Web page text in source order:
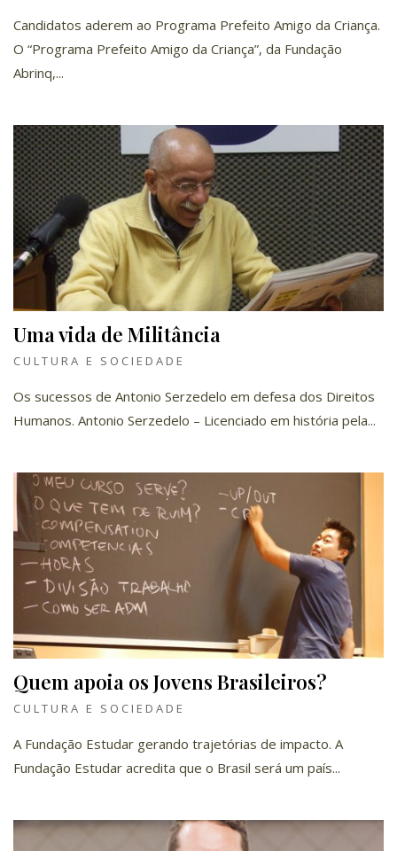
Candidatos aderem ao Programa Prefeito Amigo da Criança.
O “Programa Prefeito Amigo da Criança”, da Fundação
Abrinq,...
Uma vida de Militância
CULTURA E SOCIEDADE
Os sucessos de Antonio Serzedelo em defesa dos Direitos
Humanos. Antonio Serzedelo – Licenciado em história pela...
Quem apoia os Jovens Brasileiros?
CULTURA E SOCIEDADE
A Fundação Estudar gerando trajetórias de impacto. A
Fundação Estudar acredita que o Brasil será um país...